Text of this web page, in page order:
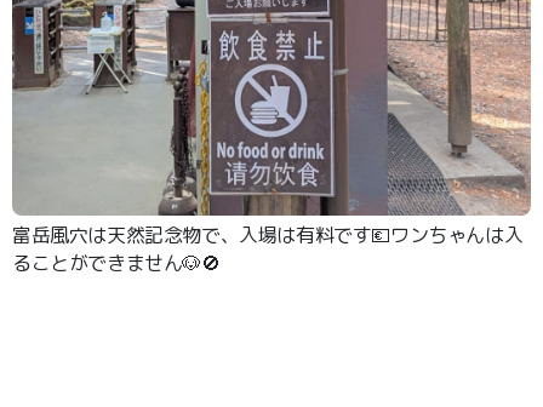
富岳風穴は天然記念物で、入場は有料です💶ワンちゃんは入
ることができません🐶🚫